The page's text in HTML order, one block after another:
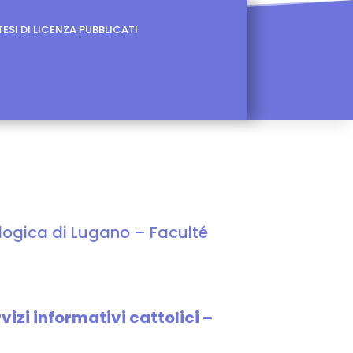
DI LICENZA PUBBLICATI
di Lugano – Faculté
informativi cattolici –